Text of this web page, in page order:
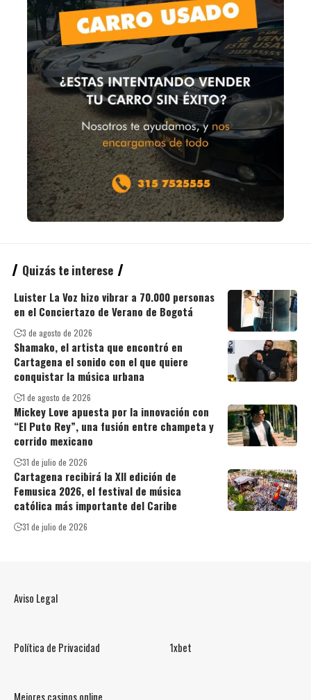
Quizás te interese
Luister La Voz hizo vibrar a 70.000 personas
en el Conciertazo de Verano de Bogotá
3 de agosto de 2026
Shamako, el artista que encontró en
Cartagena el sonido con el que quiere
conquistar la música urbana
1 de agosto de 2026
Mickey Love apuesta por la innovación con
“El Puto Rey”, una fusión entre champeta y
corrido mexicano
31 de julio de 2026
Cartagena recibirá la XII edición de
Femusica 2026, el festival de música
católica más importante del Caribe
31 de julio de 2026
Aviso Legal
Política de Privacidad 1xbet
Mejores casinos online